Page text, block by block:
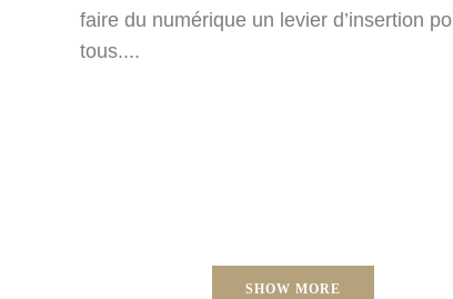
faire du numérique un levier d’insertion
tous....
SHOW MORE